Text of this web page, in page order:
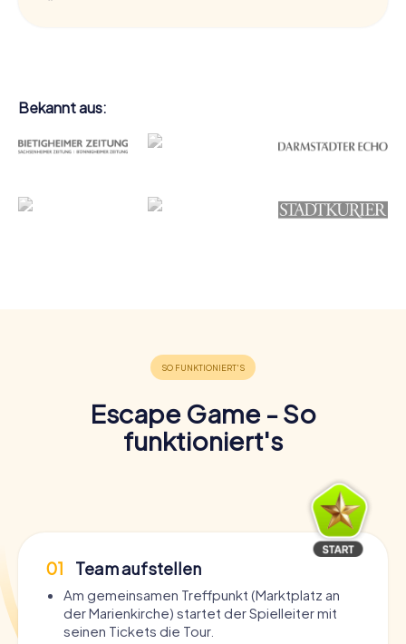
Bekannt aus:
Escape Game - So
funktioniert's
01 Team aufstellen
Am gemeinsamen Treffpunkt (Marktplatz an
der Marienkirche) startet der Spielleiter mit
seinen Tickets die Tour.